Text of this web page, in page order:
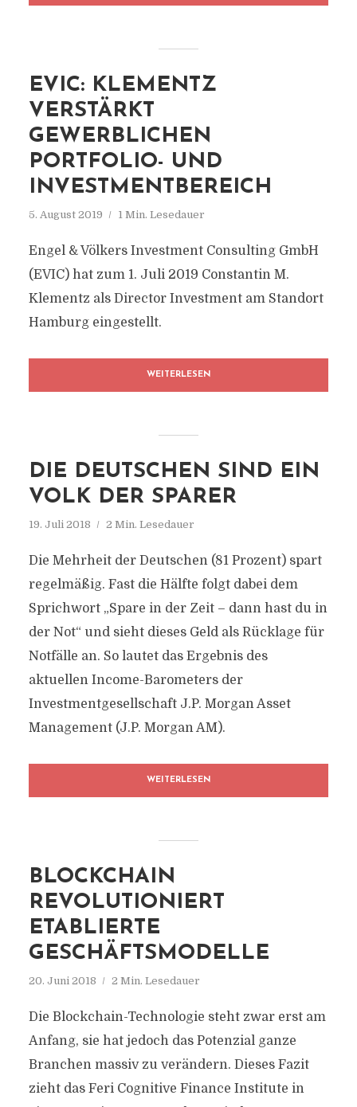
EVIC: KLEMENTZ
VERSTÄRKT
GEWERBLICHEN
PORTFOLIO- UND
INVESTMENTBEREICH
5. August 2019 1 Min. Lesedauer
Engel & Völkers Investment Consulting GmbH
(EVIC) hat zum 1. Juli 2019 Constantin M.
Klementz als Director Investment am Standort
Hamburg eingestellt.
WEITERLESEN
DIE DEUTSCHEN SIND EIN
VOLK DER SPARER
19. Juli 2018 2 Min. Lesedauer
Die Mehrheit der Deutschen (81 Prozent) spart
regelmäßig. Fast die Hälfte folgt dabei dem
Sprichwort „Spare in der Zeit – dann hast du in
der Not“ und sieht dieses Geld als Rücklage für
Notfälle an. So lautet das Ergebnis des
aktuellen Income-Barometers der
Investmentgesellschaft J.P. Morgan Asset
Management (J.P. Morgan AM).
WEITERLESEN
BLOCKCHAIN
REVOLUTIONIERT
ETABLIERTE
GESCHÄFTSMODELLE
20. Juni 2018 2 Min. Lesedauer
Die Blockchain-Technologie steht zwar erst am
Anfang, sie hat jedoch das Potenzial ganze
Branchen massiv zu verändern. Dieses Fazit
zieht das Feri Cognitive Finance Institute in